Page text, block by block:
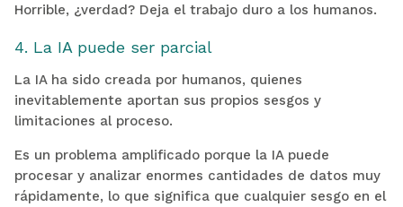
Horrible, ¿verdad? Deja el trabajo duro a los humanos.
4. La IA puede ser parcial
La IA ha sido creada por humanos, quienes
inevitablemente aportan sus propios sesgos y
limitaciones al proceso.
Es un problema amplificado porque la IA puede
procesar y analizar enormes cantidades de datos muy
rápidamente, lo que significa que cualquier sesgo en el